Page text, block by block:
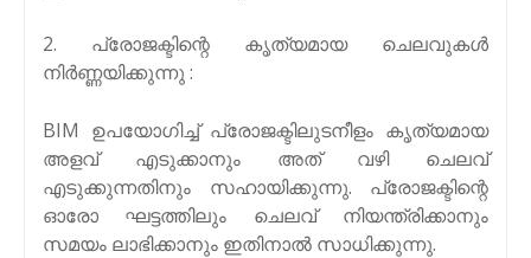
2. പ്രോജക്ടിന്റെ കൃത്യമായ ചെലവുകൾ
നിർണ്ണയിക്കുന്നു :
BIM ഉപയോഗിച്ച് പ്രോജക്ടിലുടനീളം കൃത്യമായ
അളവ് എടുക്കാനും അത് വഴി ചെലവ്
എടുക്കുന്നതിനും സഹായിക്കുന്നു. പ്രോജക്ടിന്റെ
ഓരോ ഘട്ടത്തിലും ചെലവ് നിയന്ത്രിക്കാനും
സമയം ലാഭിക്കാനും ഇതിനാൽ സാധിക്കുന്നു.